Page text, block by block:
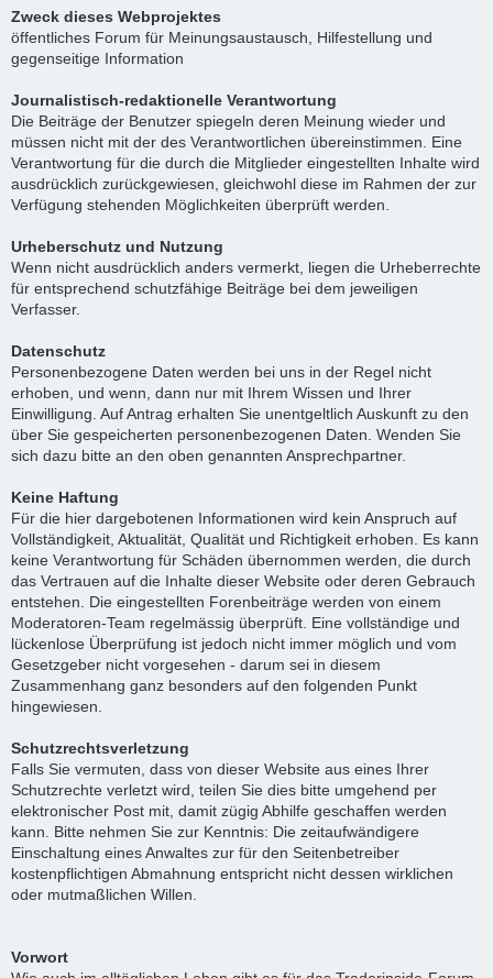
Zweck dieses Webprojektes
öffentliches Forum für Meinungsaustausch, Hilfestellung und
gegenseitige Information
Journalistisch-redaktionelle Verantwortung
Die Beiträge der Benutzer spiegeln deren Meinung wieder und
müssen nicht mit der des Verantwortlichen übereinstimmen. Eine
Verantwortung für die durch die Mitglieder eingestellten Inhalte wird
ausdrücklich zurückgewiesen, gleichwohl diese im Rahmen der zur
Verfügung stehenden Möglichkeiten überprüft werden.
Urheberschutz und Nutzung
Wenn nicht ausdrücklich anders vermerkt, liegen die Urheberrechte
für entsprechend schutzfähige Beiträge bei dem jeweiligen
Verfasser.
Datenschutz
Personenbezogene Daten werden bei uns in der Regel nicht
erhoben, und wenn, dann nur mit Ihrem Wissen und Ihrer
Einwilligung. Auf Antrag erhalten Sie unentgeltlich Auskunft zu den
über Sie gespeicherten personenbezogenen Daten. Wenden Sie
sich dazu bitte an den oben genannten Ansprechpartner.
Keine Haftung
Für die hier dargebotenen Informationen wird kein Anspruch auf
Vollständigkeit, Aktualität, Qualität und Richtigkeit erhoben. Es kann
keine Verantwortung für Schäden übernommen werden, die durch
das Vertrauen auf die Inhalte dieser Website oder deren Gebrauch
entstehen. Die eingestellten Forenbeiträge werden von einem
Moderatoren-Team regelmässig überprüft. Eine vollständige und
lückenlose Überprüfung ist jedoch nicht immer möglich und vom
Gesetzgeber nicht vorgesehen - darum sei in diesem
Zusammenhang ganz besonders auf den folgenden Punkt
hingewiesen.
Schutzrechtsverletzung
Falls Sie vermuten, dass von dieser Website aus eines Ihrer
Schutzrechte verletzt wird, teilen Sie dies bitte umgehend per
elektronischer Post mit, damit zügig Abhilfe geschaffen werden
kann. Bitte nehmen Sie zur Kenntnis: Die zeitaufwändigere
Einschaltung eines Anwaltes zur für den Seitenbetreiber
kostenpflichtigen Abmahnung entspricht nicht dessen wirklichen
oder mutmaßlichen Willen.
Vorwort